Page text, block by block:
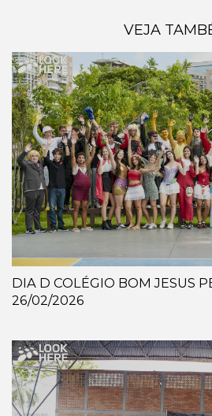
VEJA
DIA D COLÉGIO BOM JESUS
26/02/2026